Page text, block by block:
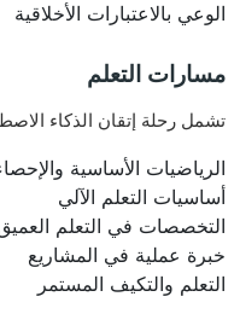
الوعي بالاعتبارات الأخلاقية
مسارات التعلم
تشمل رحلة إتقان الذكاء
الرياضيات الأساسية
أساسيات التعلم الآلي
التخصصات في التعلم
خبرة عملية في المشاريع
التعلم والتكيف المستمر